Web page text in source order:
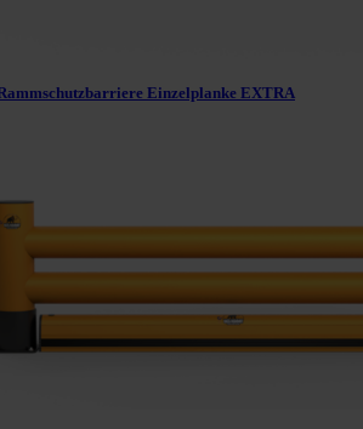
Einzelplanke EXTRA